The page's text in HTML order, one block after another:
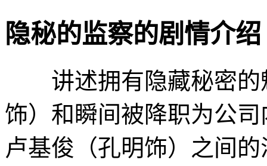
隐秘的监察的剧情介绍 ·
讲述拥有隐藏秘密的
饰）和瞬间被降职为公
卢基俊（孔明饰）之间